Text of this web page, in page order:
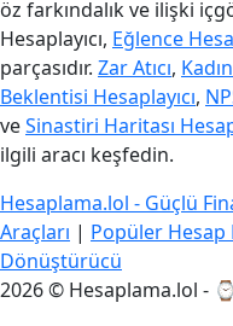
öz farkındalık ve ilişki
Hesaplayıcı, Eğlence
parçasıdır. Zar Atıcı,
Beklentisi Hesaplayıcı,
veSinastiri Haritası
ilgili aracı keşfedin.
Hesaplama.lol - Güçlü
Araçları | Popüler
Dönüştürücü
2026 © Hesaplama.lol -